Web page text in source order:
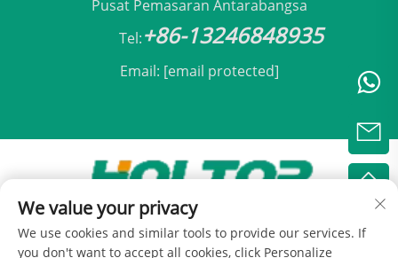
Pusat Pemasaran Antarabangsa
Tel:+86-13246848935
Email: [email protected]
Hak Cipta © 2025 oleh Holtop Beijing Air
Conditioning Co., Ltd - Dasar Privasi
We value your privacy
We use cookies and similar tools to provide our services. If
you don't want to accept all cookies, click Personalize